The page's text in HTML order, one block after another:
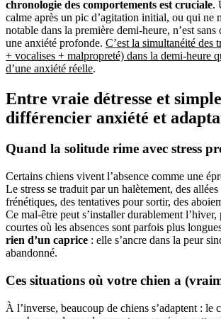
chronologie des comportements est cruciale.
calme après un pic d’agitation initial, ou qui ne
notable dans la première demi-heure, n’est sans
une anxiété profonde. C’est la simultanéité des
+ vocalises + malpropreté) dans la demi-heure
d’une anxiété réelle.
Entre vraie détresse et
différencier anxiété et
Quand la solitude rime avec stress
Certains chiens vivent l’absence comme une
Le stress se traduit par un halètement, des allées
frénétiques, des tentatives pour sortir, des
Ce mal-être peut s’installer durablement
courtes où les absences sont parfois plus
rien d’un caprice : elle s’ancre dans la peur
abandonné.
Ces situations où votre chien a
À l’inverse, beaucoup de chiens s’adaptent : le